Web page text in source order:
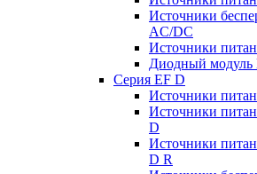
Источники
AC/DC
Источники
Диодный модуль
Серия EF D
Источники
Источники
D
Источники
D R